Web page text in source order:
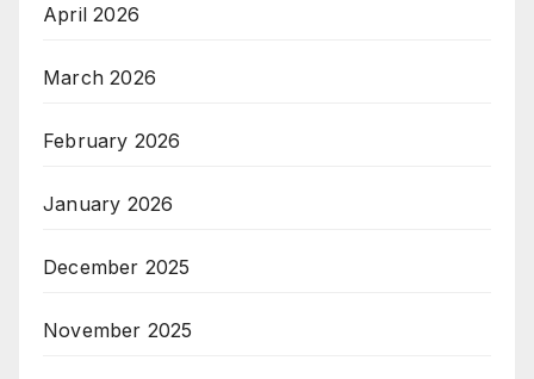
April 2026
March 2026
February 2026
January 2026
December 2025
November 2025